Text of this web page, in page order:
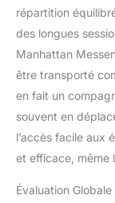
répartition
des longues
Manhattan
être transporté
en fait un
souvent en
l’accès facile aux
et efficace, même
Évaluation Globale